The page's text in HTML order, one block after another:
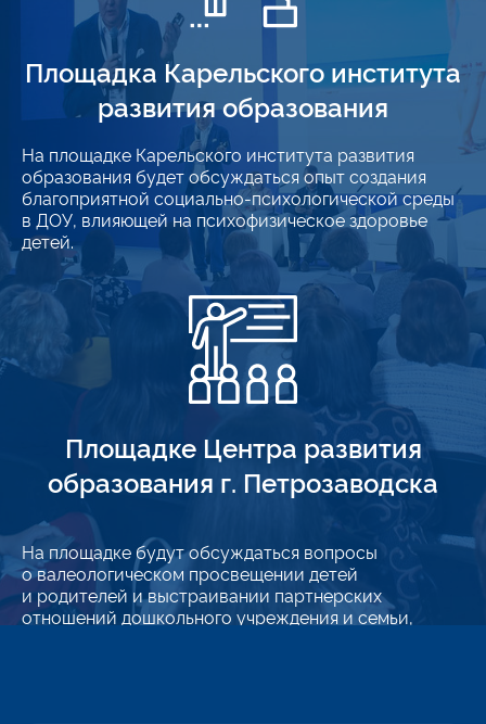
Площадка Карельского института
развития образования
На площадке Карельского института развития
образования будет обсуждаться опыт создания
благоприятной социально-психологической среды
в ДОУ, влияющей на психофизическое здоровье
детей.
Площадке Центра развития
образования г. Петрозаводска
На площадке будут обсуждаться вопросы
о валеологическом просвещении детей
и родителей и выстраивании партнерских
отношений дошкольного учреждения и семьи,